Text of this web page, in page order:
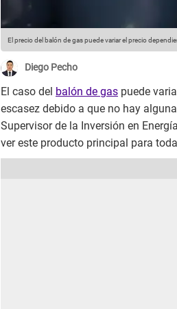
El precio del balón de gas puede variar el precio
Diego Pecho
El caso del balón de gas puede
escasez debido a que no hay
Supervisor de la Inversión en
ver este producto principal para